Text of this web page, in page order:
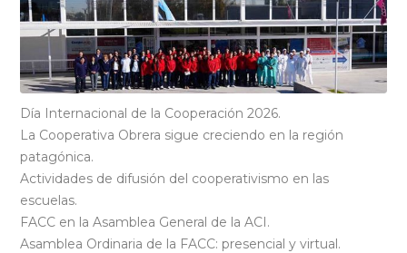
Día Internacional de la Cooperación 2026.
La Cooperativa Obrera sigue creciendo en la región
patagónica.
Actividades de difusión del cooperativismo en las
escuelas.
FACC en la Asamblea General de la ACI.
Asamblea Ordinaria de la FACC: presencial y virtual.